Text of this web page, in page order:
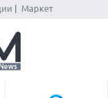
Маркет